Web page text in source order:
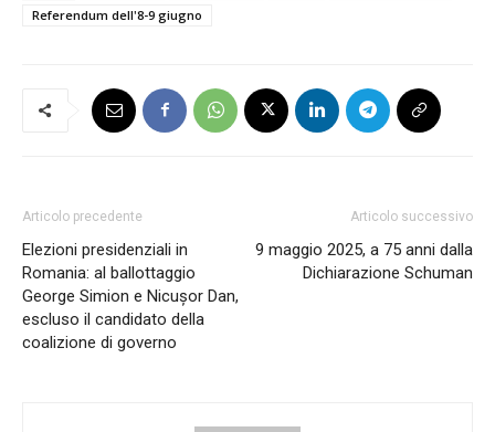
Referendum dell'8-9 giugno
Articolo precedente
Elezioni presidenziali in
Romania: al ballottaggio
George Simion e Nicușor Dan,
escluso il candidato della
coalizione di governo
Articolo successivo
9 maggio 2025, a 75 anni dalla
Dichiarazione Schuman